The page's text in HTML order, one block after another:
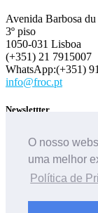
O nosso
uma melhor
Política de
Avenida Barbosa
3º piso
1050-031 Lisboa
(+351) 21 7915007
WhatsApp:(+351)
info@froc.pt
Newslettter